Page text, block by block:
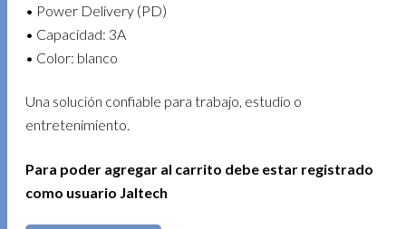
• Power Delivery (PD)
• Capacidad: 3A
• Color: blanco
Una solución confiable para trabajo, estudio o
entretenimiento.
Para poder agregar al carrito debe estar registrado
como usuario Jaltech